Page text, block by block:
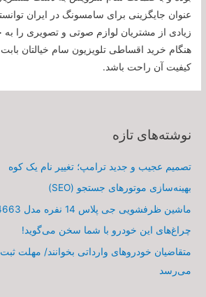
عنوان جایگزینی برای سامسونگ در ایران
زیادی از مشتریان لوازم صوتی و تصویری را به
هنگام خرید اقساطی تلویزیون سام خیالتان
کیفیت آن راحت باشد.
نوشته‌های تازه
تصمیم عجیب و جدید ترامپ؛ تغییر نام یک کوه
بهینه‌سازی موتورهای جستجو (SEO)
ماشین ظرفشویی جی پلاس 14 نفره مدل GDW-N4663
چراغ‌های این خودرو با شما سخن می‌گوید!
متقاضیان خودروهای وارداتی بخوانند/ مهلت ثبت
می‌رسد